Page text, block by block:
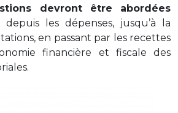
devront être abordées
depuis les dépenses, jusqu’à la
en passant par les recettes
financière et fiscale des